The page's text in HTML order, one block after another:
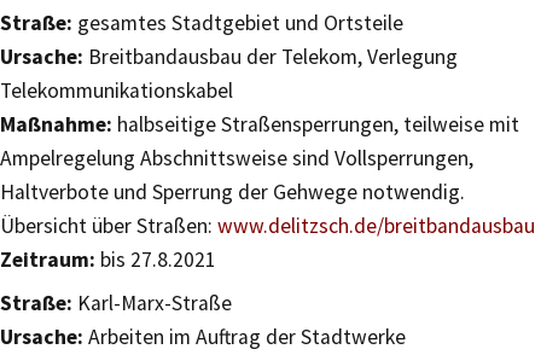
Straße: gesamtes Stadtgebiet und Ortsteile
Ursache: Breitbandausbau der Telekom, Verlegung
Telekommunikationskabel
Maßnahme: halbseitige Straßensperrungen, teilweise mit
Ampelregelung Abschnittsweise sind Vollsperrungen,
Haltverbote und Sperrung der Gehwege notwendig.
Übersicht über Straßen: www.delitzsch.de/breitbandausbau
Zeitraum: bis 27.8.2021
Straße: Karl-Marx-Straße
Ursache: Arbeiten im Auftrag der Stadtwerke